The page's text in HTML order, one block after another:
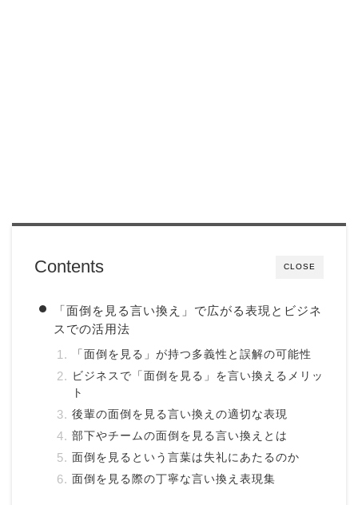
CLOSE
Contents
「面倒を見る言い換え」で広がる表現とビジネ
スでの活用法
「面倒を見る」が持つ多義性と誤解の可能性
ビジネスで「面倒を見る」を言い換えるメリッ
ト
後輩の面倒を見る言い換えの適切な表現
部下やチームの面倒を見る言い換えとは
面倒を見るという言葉は失礼にあたるのか
面倒を見る際の丁寧な言い換え表現集